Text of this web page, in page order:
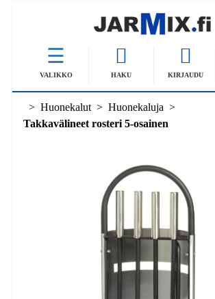
VALIKKO HAKU KIRJAUDU
Huonekalut
Huonekaluja
Takkavälineet rosteri 5-osainen